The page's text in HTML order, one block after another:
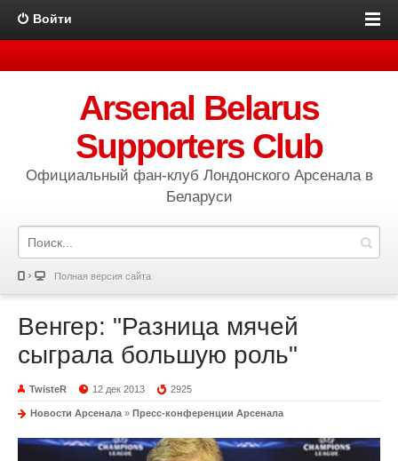
Войти
Arsenal Belarus
Supporters Club
Официальный фан-клуб Лондонского Арсенала в
Беларуси
Полная версия сайта
Венгер: "Разница мячей
сыграла большую роль"
TwisteR 12 дек 2013 2925
Новости Арсенала » Пресс-конференции Арсенала